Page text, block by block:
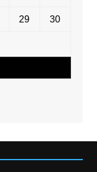
29 30